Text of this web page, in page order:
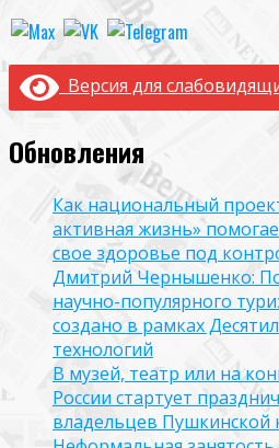
Версия для
Обновления
Как национальный
активная жизнь»
свое здоровье под
Дмитрий Чернышенко:
научно-популярного
создано в рамках
технологий
В музей, театр или на
России стартует
владельцев Пушкинской